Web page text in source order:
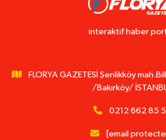
interaktif haber
FLORYA GAZETESİ Şenlikköy
/Bakırköy/
0212 662 85
[email